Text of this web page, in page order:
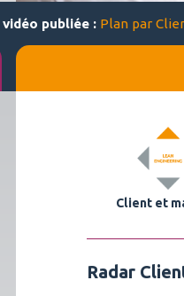
publiée : Plan par
Client et
Radar